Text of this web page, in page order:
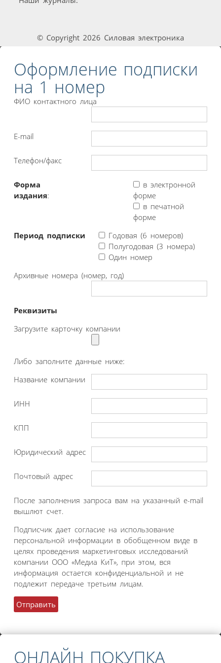
© Copyright 2026 Силовая электроника
Оформление подписки
на 1 номер
ФИО контактного лица
E-mail
Телефон/факс
Форма
издания:
в электронной
форме
в печатной
форме
Период подписки
Годовая (6 номеров)
Полугодовая (3 номера)
Один номер
Архивные номера (номер, год)
Реквизиты
Загрузите карточку компании
Либо заполните данные ниже:
Название компании
ИНН
КПП
Юридический адрес
Почтовый адрес
После заполнения запроса вам на указанный e-mail
вышлют счет.
Подписчик дает согласие на использование
персональной информации в обобщенном виде в
целях проведения маркетинговых исследований
компании ООО «Медиа КиТ», при этом, вся
информация остается конфиденциальной и не
подлежит передаче третьим лицам.
ОНЛАЙН ПОКУПКА